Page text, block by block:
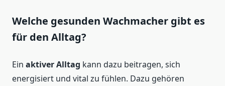
Welche gesunden Wachmacher gibt es
für den Alltag?
Ein aktiver Alltag kann dazu beitragen, sich
energisiert und vital zu fühlen. Dazu gehören